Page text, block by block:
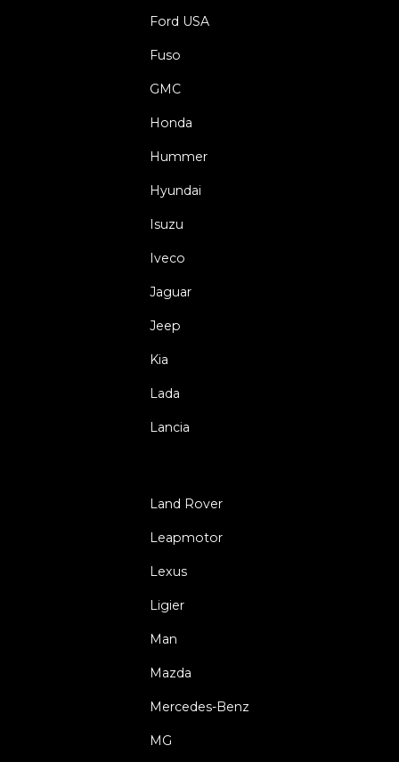
Ford USA
Fuso
GMC
Honda
Hummer
Hyundai
Isuzu
Iveco
Jaguar
Jeep
Kia
Lada
Lancia
Land Rover
Leapmotor
Lexus
Ligier
Man
Mazda
Mercedes-Benz
MG